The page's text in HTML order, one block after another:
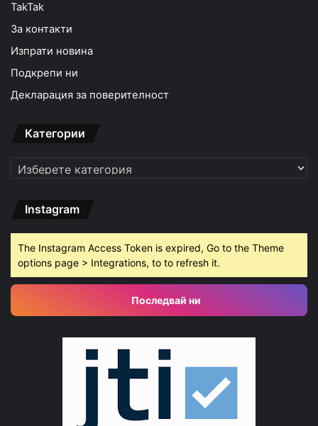
TakTak
За контакти
Изпрати новина
Подкрепи ни
Декларация за поверителност
Категории
Категории
Instagram
The Instagram Access Token is expired, Go to the Theme
options page > Integrations, to to refresh it.
Последвай ни